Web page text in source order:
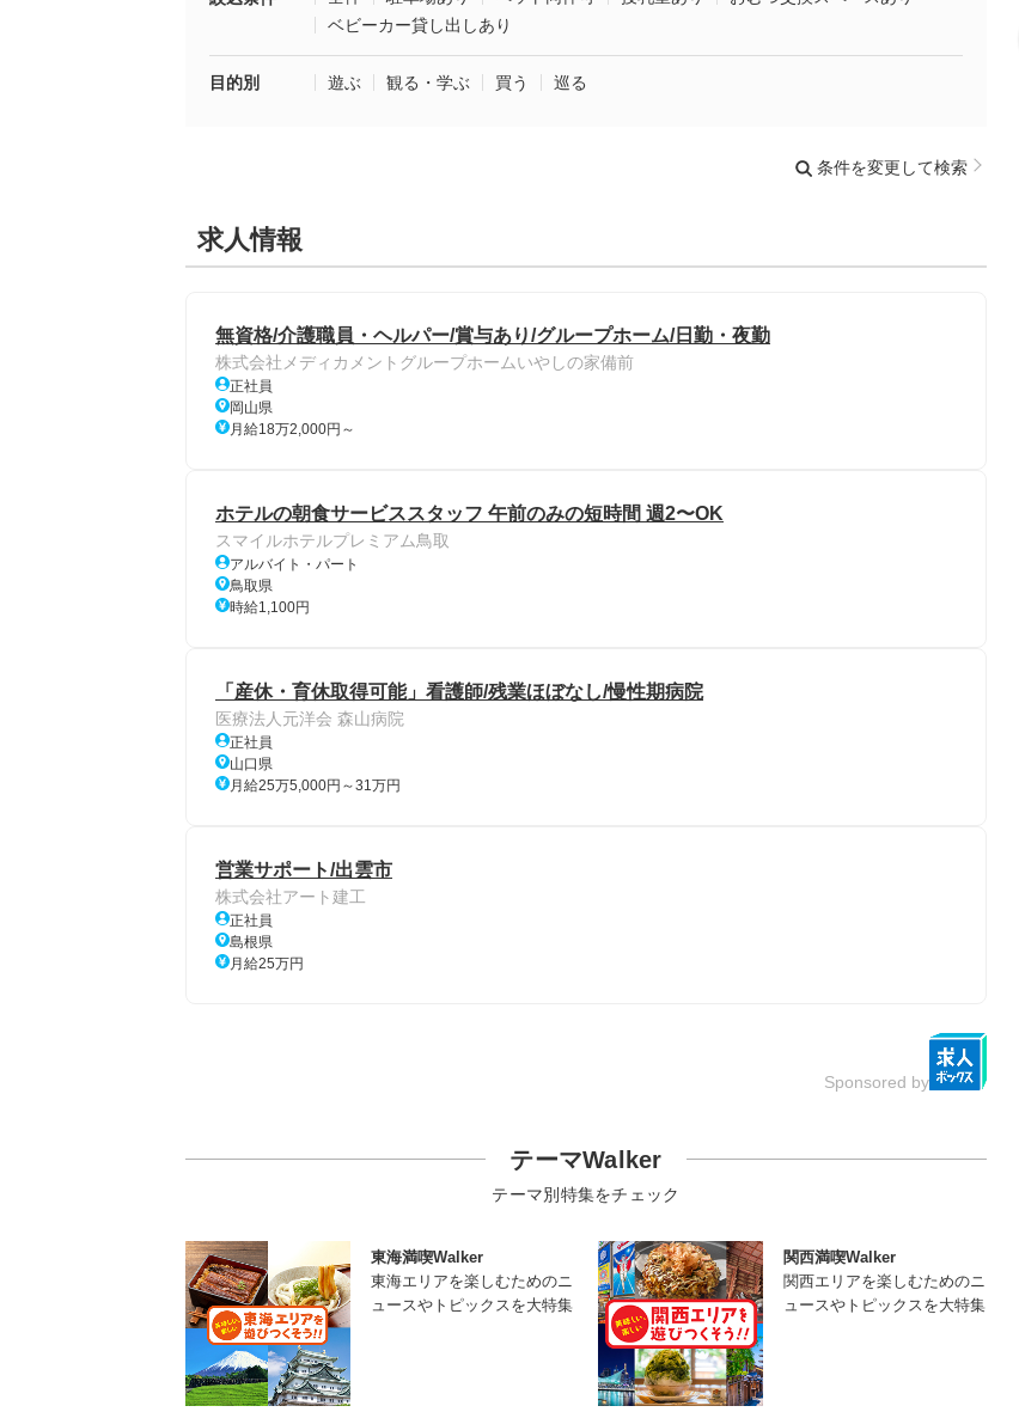
ベビーカー貸し出しあり
目的別 遊ぶ 観る・学ぶ 買う 巡る
条件を変更して検索
求人情報
無資格/介護職員・ヘルパー/賞与あり/グループホーム/日勤・夜勤
株式会社メディカメントグループホームいやしの家備前
正社員
岡山県
月給18万2,000円～
ホテルの朝食サービススタッフ 午前のみの短時間 週2〜OK
スマイルホテルプレミアム鳥取
アルバイト・パート
鳥取県
時給1,100円
「産休・育休取得可能」看護師/残業ほぼなし/慢性期病院
医療法人元洋会 森山病院
正社員
山口県
月給25万5,000円～31万円
営業サポート/出雲市
株式会社アート建工
正社員
島根県
月給25万円
Sponsored by
テーマWalker
テーマ別特集をチェック
東海満喫Walker
東海エリアを楽しむためのニ
ュースやトピックスを大特集
関西満喫Walker
関西エリアを楽しむためのニ
ュースやトピックスを大特集